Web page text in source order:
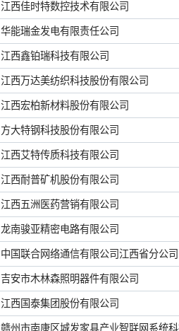
江西佳时特数控技术有限公司
华能瑞金发电有限责任公司
江西鑫铂瑞科技有限公司
江西万达美纺织科技股份有限公司
江西宏柏新材料股份有限公司
方大特钢科技股份有限公司
江西艾特传质科技有限公司
江西耐普矿机股份有限公司
江西五洲医药营销有限公司
龙南骏亚精密电路有限公司
中国联合网络通信有限公司江西省分公司
吉安市木林森照明器件有限公司
江西国泰集团股份有限公司
赣州市南康区城发家具产业智联网系统